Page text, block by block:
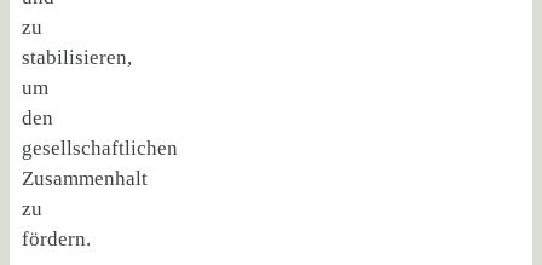
zu
stabilisieren,
um
den
gesellschaftlichen
Zusammenhalt
zu
fördern.